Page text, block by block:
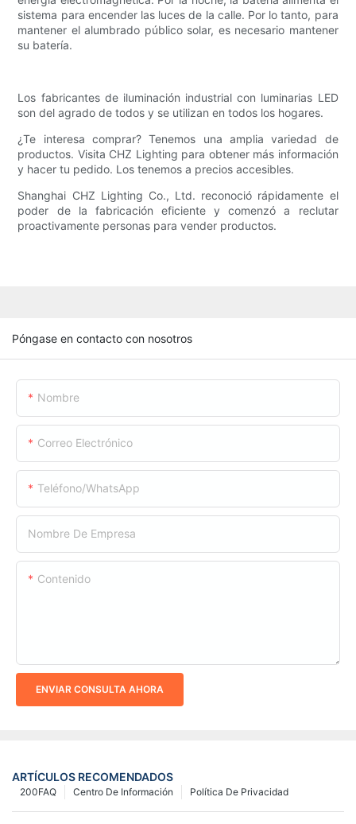
sistema para encender las luces de la calle. Por lo tanto, para
mantener el alumbrado público solar, es necesario mantener
su batería.
Los fabricantes de iluminación industrial con luminarias LED
son del agrado de todos y se utilizan en todos los hogares.
¿Te interesa comprar? Tenemos una amplia variedad de
productos. Visita CHZ Lighting para obtener más información
y hacer tu pedido. Los tenemos a precios accesibles.
Shanghai CHZ Lighting Co., Ltd. reconoció rápidamente el
poder de la fabricación eficiente y comenzó a reclutar
proactivamente personas para vender productos.
Póngase en contacto con nosotros
Nombre
Correo Electrónico
Teléfono/WhatsApp
Nombre De Empresa
Contenido
ENVIAR CONSULTA AHORA
ARTÍCULOS RECOMENDADOS
Política De Privacidad
Centro De Información
200FAQ